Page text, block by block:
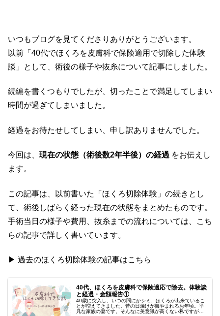
いつもブログを見てくださりありがとうございます。
以前「40代でほくろを皮膚科で保険適用で切除した体験
談」として、術後の様子や抜糸について記事にしました。
続編を書くつもりでしたが、切ったことで満足してしまい
時間が過ぎてしまいました。
経過をお待たせしてしまい、申し訳ありませんでした。
今回は、 現在の状態（術後数2年半後）の経過 をお伝えし
ます。
この記事は、以前書いた「ほくろ切除体験」の続きとし
て、術後しばらく経った現在の状態をまとめたものです。
手術当日の様子や費用、抜糸までの流れについては、こち
らの記事で詳しく書いています。
▶︎ 過去のほくろ切除体験の記事はこちら
40代、ほくろを皮膚科で保険適応で除去。体験談
と経過・金額報告①
40歳に突入し、いつの間にかシミ、ほくろが出来ているこ
とが増えてきました。昔の日焼けが悔やまれるお年頃。平
凡な家族の妻です。そんなに美意識が高くない私ですが、